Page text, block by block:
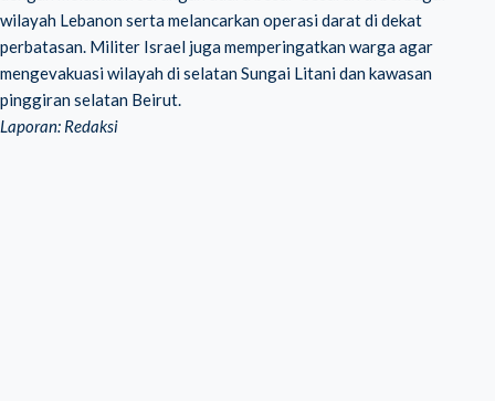
wilayah Lebanon serta melancarkan operasi darat di dekat
perbatasan. Militer Israel juga memperingatkan warga agar
mengevakuasi wilayah di selatan Sungai Litani dan kawasan
pinggiran selatan Beirut.
Laporan: Redaksi